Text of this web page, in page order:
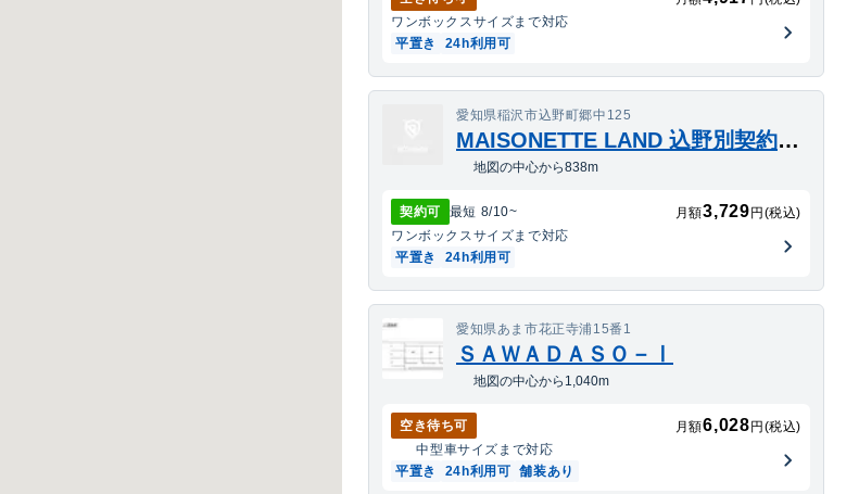
ワンボックスサイズまで対応
平置き
24h利用可
愛知県稲沢市込野町郷中125
MAISONETTE LAND 込野別契約駐車場
地図の中心から838m
契約可 最短 8/10~ 月額3,729 円(税込)
ワンボックスサイズまで対応
平置き
24h利用可
愛知県あま市花正寺浦15番1
ＳＡＷＡＤＡＳＯ－Ⅰ
地図の中心から1,040m
空き待ち可 月額6,028 円(税込)
中型車サイズまで対応
平置き
24h利用可 舗装あり